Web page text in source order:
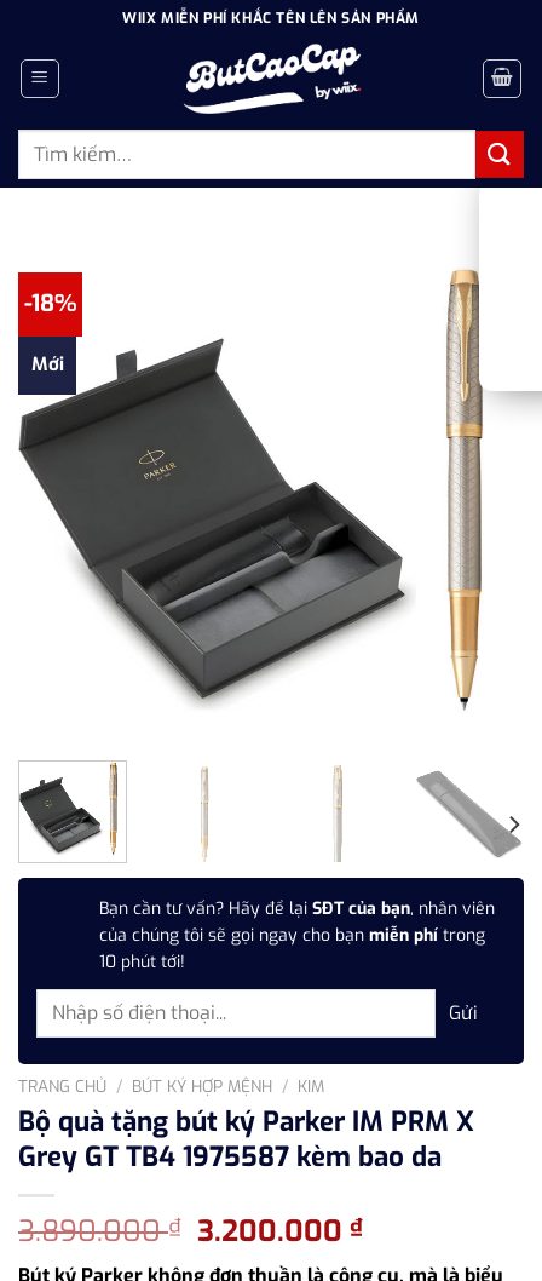
dung
WIIX MIỄN PHÍ KHẮC TÊN LÊN SẢN PHẨM
Tìm
-18%
Mới
Bạn cần tư vấn? Hãy để lại SĐT của bạn, nhân viên
của chúng tôi sẽ gọi ngay cho bạn miễn phí trong
10 phút tới!
TRANG CHỦ / BÚT KÝ HỢP MỆNH / KIM
Bộ quà tặng bút ký Parker IM PRM X
Grey GT TB4 1975587 kèm bao da
3.890.000₫ Giá
gốc
3.200.000₫Giá
Bút ký Parker không đơn thuần là công cụ, mà là biểu